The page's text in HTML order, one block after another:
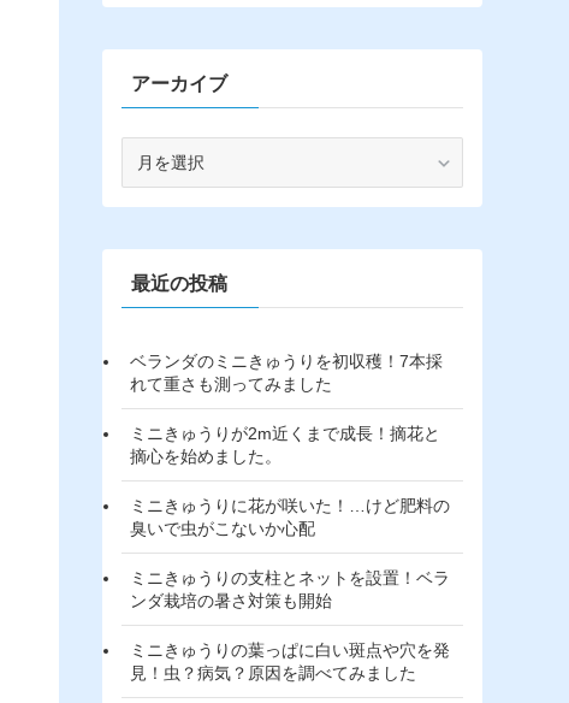
アーカイブ
ブ
最近の投稿
ベランダのミニきゅうりを初収穫！7本採
れて重さも測ってみました
ミニきゅうりが2m近くまで成長！摘花と
摘心を始めました。
ミニきゅうりに花が咲いた！…けど肥料の
臭いで虫がこないか心配
ミニきゅうりの支柱とネットを設置！ベラ
ンダ栽培の暑さ対策も開始
ミニきゅうりの葉っぱに白い斑点や穴を発
見！虫？病気？原因を調べてみました